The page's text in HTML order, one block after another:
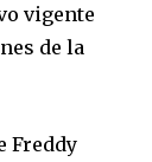
vigente
de la
Freddy